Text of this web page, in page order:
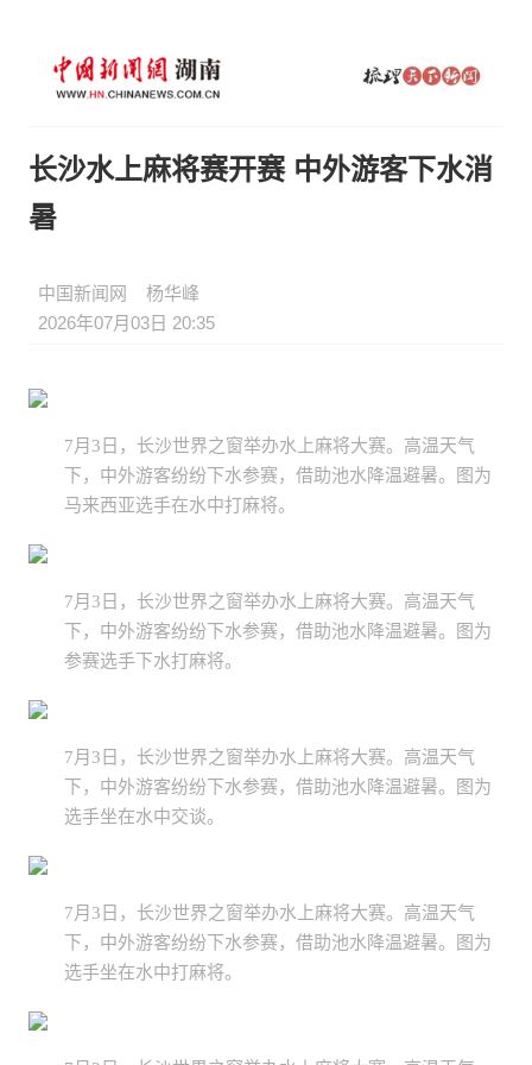
长沙水上麻将赛开赛 中外游客下水消
暑
中国新闻网
杨华峰
2026年07月03日 20:35
7月3日，长沙世界之窗举办水上麻将大赛。高温天气
下，中外游客纷纷下水参赛，借助池水降温避暑。图为
马来西亚选手在水中打麻将。
7月3日，长沙世界之窗举办水上麻将大赛。高温天气
下，中外游客纷纷下水参赛，借助池水降温避暑。图为
参赛选手下水打麻将。
7月3日，长沙世界之窗举办水上麻将大赛。高温天气
下，中外游客纷纷下水参赛，借助池水降温避暑。图为
选手坐在水中交谈。
7月3日，长沙世界之窗举办水上麻将大赛。高温天气
下，中外游客纷纷下水参赛，借助池水降温避暑。图为
选手坐在水中打麻将。